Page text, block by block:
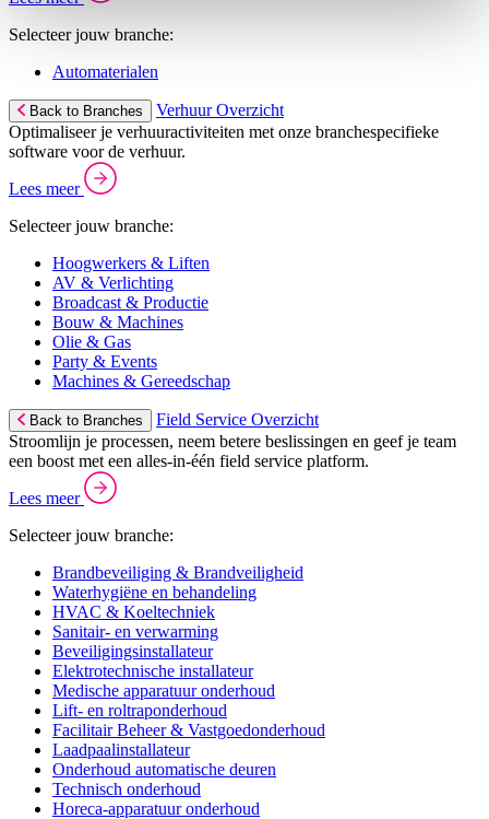
Selecteer jouw branche:
Automaterialen
Back to Branches
Verhuur Overzicht
Optimaliseer je verhuuractiviteiten met onze branchespecifieke
software voor de verhuur.
Lees meer
Selecteer jouw branche:
Hoogwerkers & Liften
AV & Verlichting
Broadcast & Productie
Bouw & Machines
Olie & Gas
Party & Events
Machines & Gereedschap
Back to Branches
Field Service Overzicht
Stroomlijn je processen, neem betere beslissingen en geef je team
een boost met een alles-in-één field service platform.
Lees meer
Selecteer jouw branche:
Brandbeveiliging & Brandveiligheid
Waterhygiëne en behandeling
HVAC & Koeltechniek
Sanitair- en verwarming
Beveiligingsinstallateur
Elektrotechnische installateur
Medische apparatuur onderhoud
Lift- en roltraponderhoud
Facilitair Beheer & Vastgoedonderhoud
Laadpaalinstallateur
Onderhoud automatische deuren
Technisch onderhoud
Horeca-apparatuur onderhoud